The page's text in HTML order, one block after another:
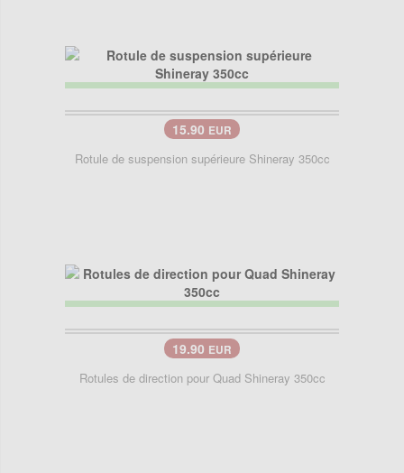
15.90 EUR
Rotule de suspension supérieure Shineray 350cc
19.90 EUR
Rotules de direction pour Quad Shineray 350cc